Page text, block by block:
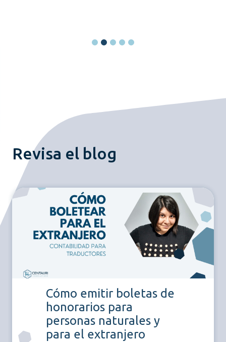
Revisa el blog
Cómo emitir boletas de
honorarios para
personas naturales y
para el extranjero